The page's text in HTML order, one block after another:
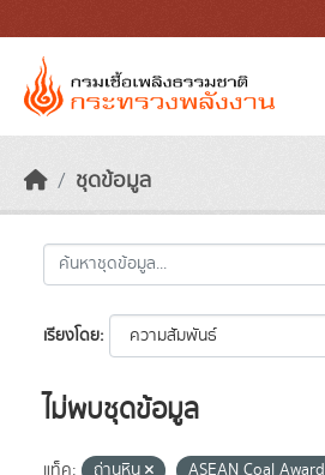
ชุดข้อมูล
เรียงโดย
ไม่พบชุดข้อมูล
แท็ค: ถ่านหิน ASEAN Coal Award